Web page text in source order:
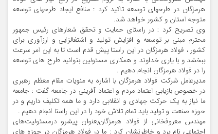
هرمزگان در طرحهای توسعه تاکید کرد : منافع ایجاد طرحهای توسعه
متوجه استان و کشور خواهد شد.
وی تصریح کرد : در راستای حمایت و تحقق شعارهای رئیس جمهور
محترم مبنی بر توسعه و افزایش تولید و اشتغالزایی و ارزآوری برای
کشور ، فولاد هرمزگان در این راستا پیش قدم است تا به این امر سرعت
ببخشد و با یاری خداوند و همکاری مسئولین بتوانیم طرح های توسعه
را در فولاد هرمزگان انجام دهیم .
مدیرعامل شرکت فولاد هرمزگان با اشاره به منویات مقام معظم رهبری
در خصوص بازیابی اعتماد مردم و اعتماد آفرینی در جامعه گفت : جامعه
ما نیاز به یک حرکت جهادی و انقلابی دارد و ما همه تکلیف داریم و در
حوزه صنعت و تولید باید تمام تلاش خود را در این راستا انجام دهیم .
مهندس معروفخانی از فولاد هرمزگان‌بعنوان پیشرو در‌مسئولیت‌های
اجتماعی نام برد و‌ خاطرنشان کرد : ما در فولاد هرمزگان‌ در حوزه های